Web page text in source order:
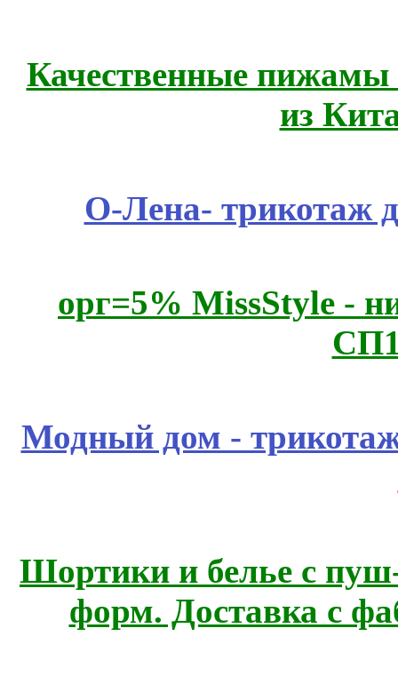
Качественные пижамы
из
О-Лена- трикотаж
орг=5% MissStyle -
Модный дом -
Шортики и белье с
форм. Доставка с